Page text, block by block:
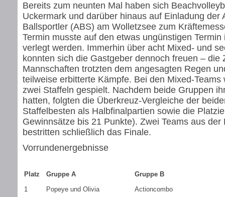
Bereits zum neunten Mal haben sich
Uckermark und darüber hinaus auf Einladung der
Ballsportler (ABS) am Wolletzsee zum
Termin musste auf den etwas ungünstigen Termin
verlegt werden. Immerhin über acht Mixed- und
konnten sich die Gastgeber dennoch freuen – die
Mannschaften trotzten dem angesagten Regen
teilweise erbitterte Kämpfe. Bei den Mixed-Teams
zwei Staffeln gespielt. Nachdem beide Gruppen
hatten, folgten die Überkreuz-Vergleiche der
Staffelbesten als Halbfinalpartien sowie die
Gewinnsätze bis 21 Punkte). Zwei Teams aus der
bestritten schließlich das Finale.
Vorrundenergebnisse
Platz Gruppe A
Gruppe B
1
Popeye und Olivia
Actioncombo